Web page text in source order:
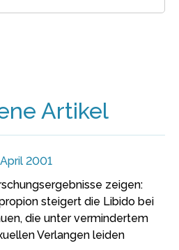
Artikel
2001
zeigen:
steigert die Libido bei
die unter vermindertem
Verlangen leiden